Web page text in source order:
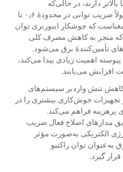
مدرن ضریب توانی برابر با ۰٫۹ یا بالاتر دارند، در حالی‌که
جوشکارهای مبتنی بر ترانسفورماتور معمولاً ضریب توانی در محدودهٔ ۰٫۶ تا
معناست که جوشکار اینورتری توان
که منجر به کاهش مصرف کلی
تأمین‌کنندهٔ برق می‌شود.
اهمیت زیادی پیدا می‌کند،
افزایش می‌یابند.
کاهش تنش واردبر سیستم‌های
تجهیزات جوش‌کاری بیشتری را در
پرهزینه فراهم می‌کند.
مدارهای اصلاح فعال ضریب
الکتریکی به‌صورت مؤثر
توان راکتیو
گیرد.